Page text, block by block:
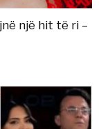
një hit të ri –